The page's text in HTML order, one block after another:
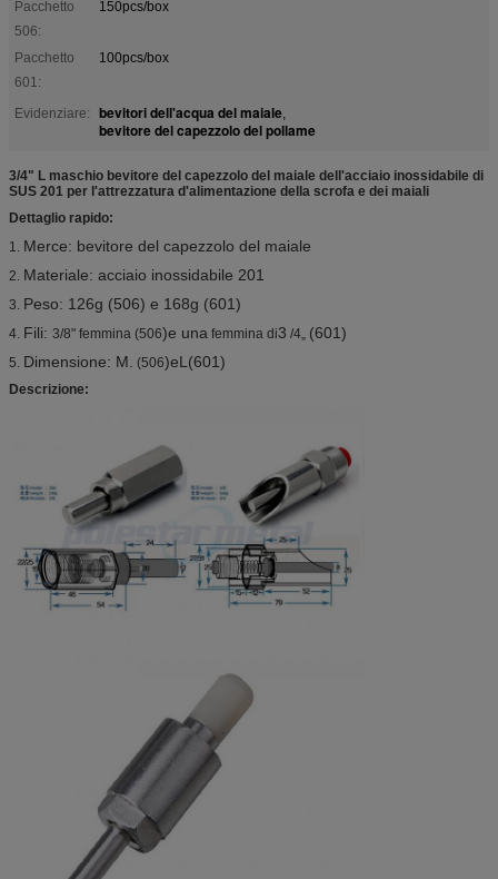
Pacchetto
506:
150pcs/box
Pacchetto
601:
100pcs/box
Evidenziare: bevitori dell'acqua del maiale,
bevitore del capezzolo del pollame
3/4" L maschio bevitore del capezzolo del maiale dell'acciaio inossidabile di
SUS 201 per l'attrezzatura d'alimentazione della scrofa e dei maiali
Dettaglio rapido:
1. Merce: bevitore del capezzolo del maiale
2. Materiale: acciaio inossidabile 201
3. Peso: 126g (506) e 168g (601)
4. Fili: 3/8" femmina (506)e una femmina di3 /4„ (601)
5. Dimensione: M. (506)eL(601)
Descrizione: